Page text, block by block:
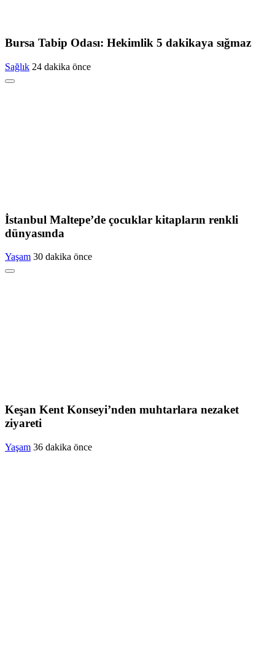
Bursa Tabip Odası: Hekimlik 5 dakikaya sığmaz
Sağlık 24 dakika önce
İstanbul Maltepe’de çocuklar kitapların renkli
dünyasında
Yaşam 30 dakika önce
Keşan Kent Konseyi’nden muhtarlara nezaket
ziyareti
Yaşam 36 dakika önce